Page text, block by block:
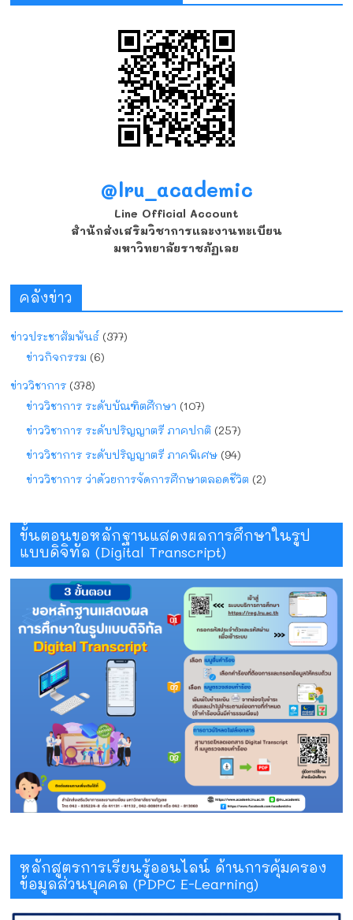
@lru_academic
Line Official Account
สำนักส่งเสริมวิชาการและงานทะเบียน
มหาวิทยาลัยราชภัฏเลย
คลังข่าว
ข่าวประชาสัมพันธ์ (377)
ข่าวกิจกรรม (6)
ข่าววิชาการ (378)
ข่าววิชาการ ระดับบัณฑิตศึกษา (107)
ข่าววิชาการ ระดับปริญญาตรี ภาคปกติ (257)
ข่าววิชาการ ระดับปริญญาตรี ภาคพิเศษ (94)
ข่าววิชาการ ว่าด้วยการจัดการศึกษาตลอดชีวิต (2)
ขั้นตอนขอหลักฐานแสดงผลการศึกษาในรูป
แบบดิจิทัล (Digital Transcript)
หลักสูตรการเรียนรู้ออนไลน์ ด้านการคุ้มครอง
ข้อมูลส่วนบุคคล (PDPC E-Learning)